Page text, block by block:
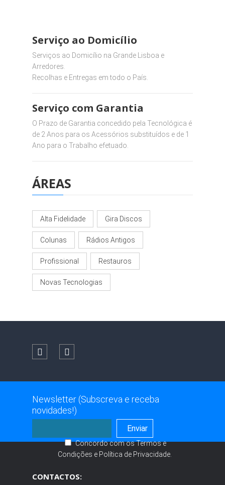
Serviço ao Domicílio
Serviços ao Domicílio na Grande Lisboa e
Arredores.
Recolhas e Entregas em todo o País.
Serviço com Garantia
O Prazo de Garantia concedido pela Tecnológica é
de 2 Anos para os Acessórios substituídos e de 1
Ano para o Trabalho efetuado.
ÁREAS
Alta Fidelidade Gira Discos
Colunas Rádios Antigos
Profissional Restauros
Novas Tecnologias
Newsletter (Subscreva e receba
novidades!)
Concordo com osTermos e
Condições e Política de Privacidade
CONTACTOS: